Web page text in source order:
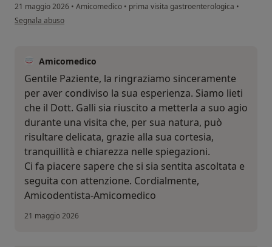
21 maggio 2026 • Amicomedico • prima visita gastroenterologica •
secondo l'opinione dell'utente C.M.I.
Segnala abuso
Amicomedico
Gentile Paziente, la ringraziamo sinceramente
per aver condiviso la sua esperienza. Siamo lieti
che il Dott. Galli sia riuscito a metterla a suo agio
durante una visita che, per sua natura, può
risultare delicata, grazie alla sua cortesia,
tranquillità e chiarezza nelle spiegazioni.
Ci fa piacere sapere che si sia sentita ascoltata e
seguita con attenzione. Cordialmente,
Amicodentista-Amicomedico
21 maggio 2026